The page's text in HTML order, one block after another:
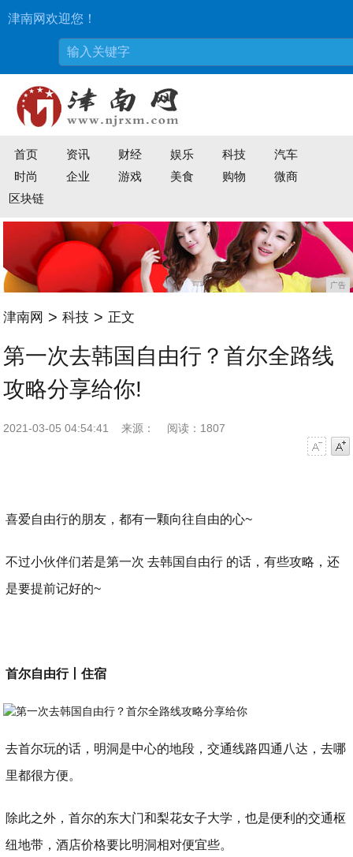
津南网欢迎您！
首页 资讯 财经 娱乐 科技
汽车
时尚
企业 游戏 美食 购物
微商
区块链
广告
津南网 > 科技 > 正文
第一次去韩国自由行？首尔全路线
攻略分享给你!
2021-03-05 04:54:41 来源：
阅读：1807
喜爱自由行的朋友，都有一颗向往自由的心~
不过小伙伴们若是第一次 去韩国自由行 的话，有些攻略，还
是要提前记好的~
首尔自由行丨住宿
去首尔玩的话， 明洞是中心的地段 ，交通线路四通八达，去哪
里都很方便。
除此之外，首尔的东大门和梨花女子大学 ，也是便利的交通枢
纽地带，酒店价格要比明洞相对便宜些。